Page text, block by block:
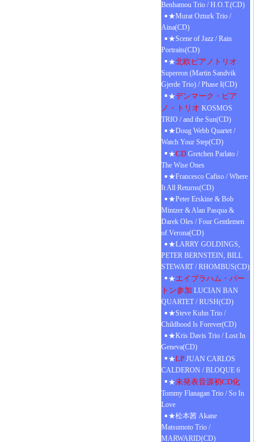
Benhamou Trio / H.O.T.(CD)
★Murat Ozturk Trio /
Aina(CD)
★Scene of Jazz / Rain
Portraits(CD)
★北欧ピアノトリオ
Supereon (Martin Sandvik
Gjerde Trio) / Phase I(CD)
★デンマーク・ピア
ノ・トリオ KOSMOS
TRIO / and the Sun(CD)
★Doug Webb Quartet /
Watch Your Step(CD)
★CD Gretchen Parlato /
The Wise Ones
★Francesco Cafiso / Where
It All Returns(CD)
★Peter Erskine & Bob
Mintzer & Alan Pasqua &
Darek Oles / Four Gentlemen
of Verona(CD)
★LARRY GOLDINGS,
PETER BERNSTEIN, BILL
STEWART / RHOMBUS(CD)
★エイブラハム・バー
トン参加 LUCIAN BAN
QUARTET / RUSH(CD)
★Steve Kuhn Trio /
Childhood Is Forever(CD)
★Kris Davis Trio / Lost In
Geneva(CD)
★LP JUAN CARLOS
CALDERON / BLOQUE 6
★未発表音源初CD化
Tommy Flanagan Trio / So In
Love
★松本茜 Akane
Matsumoto Trio /
MARWARID(CD)